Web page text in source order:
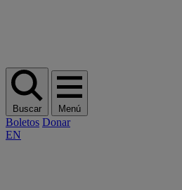
Buscar Menú
Boletos Donar
EN